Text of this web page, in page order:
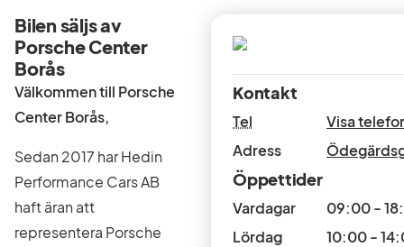
Bilen säljs av
Porsche Center
Borås
Välkommen till Porsche
Center Borås,
Sedan 2017 har Hedin
Performance Cars AB
haft äran att
representera Porsche
Kontakt
Tel
Visa
Adress
Öppettider
Vardagar
09:00 -
Lördag
10:00 -